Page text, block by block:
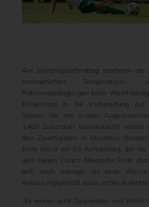
Am Samstagnachmittag starteten die
sommerlichen Temperaturen
Rahmenbedingungen beim
Kinderhaus in die Vorbereitung
Saison, die am ersten
1.400 Zuschauer (ausverkauft) waren
den Zweitligisten in Münsters
Ende stand ein 5:0 Auftaktsieg, der die
dem neuen Coach Alexander Ende
ließ, nach weniger als einer Woche
erwartungsgemäß kaum echte
„Es waren gute Sequenzen und schön